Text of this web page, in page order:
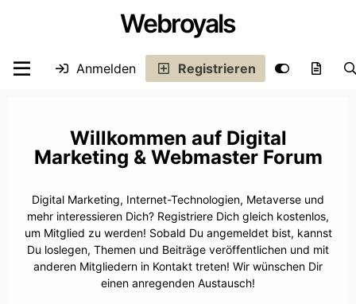
Webroyals
Anmelden Registrieren
Digital
Marketing & Webmaster Forum
Digital Marketing, Internet-Technologien, Metaverse und
mehr interessieren Dich? Registriere Dich gleich kostenlos,
um Mitglied zu werden! Sobald Du angemeldet bist, kannst
Du loslegen, Themen und Beiträge veröffentlichen und mit
anderen Mitgliedern in Kontakt treten! Wir wünschen Dir
einen anregenden Austausch!